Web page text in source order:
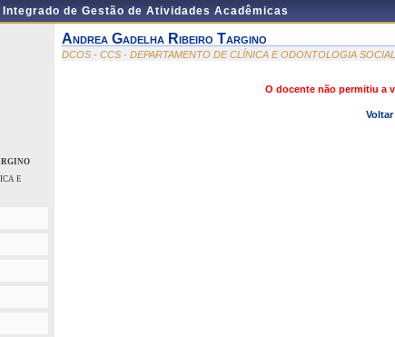
de Gestão de Atividades Acadêmicas
E
Andrea Gadelha Ribeiro Targino
DCOS - CCS - DEPARTAMENTO DE CLÍNICA E ODONTOLOGIA SOCIAL
O docente não permitiu a
Voltar